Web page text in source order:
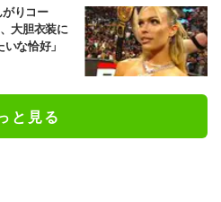
がりコー
大胆衣装に
な恰好」
と見る